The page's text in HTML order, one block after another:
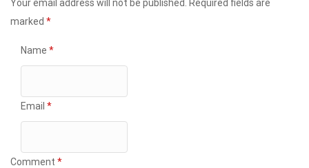
Your email address will not be published. Required fields are
marked *
Name *
Email *
Comment *